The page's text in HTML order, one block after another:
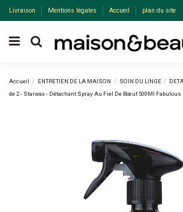
Livraison Mentions légales Accueil plan du site
Accueil ENTRETIEN DE LA MAISON SOIN DU LINGE
de 2 - Starwax - Détachant Spray Au Fiel De Bœuf 500Ml Fabulous